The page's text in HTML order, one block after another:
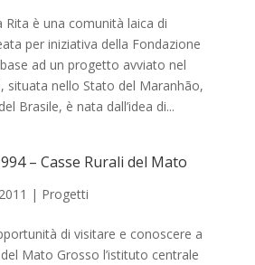
Rita è una comunità laica di
per iniziativa della Fondazione
ad un progetto avviato nel
situata nello Stato del Maranhão,
Brasile, è nata dall’idea di...
– Casse Rurali del Mato
| Progetti
di visitare e conoscere a
Mato Grosso l’istituto centrale